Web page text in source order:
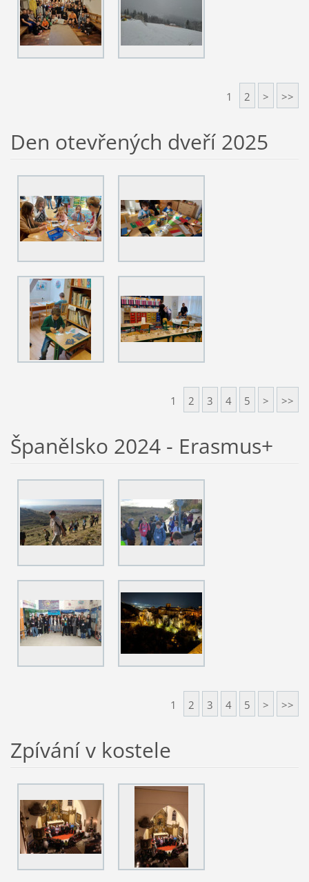
1 2 > >>
Den otevřených dveří 2025
1 2 3 4 5 > >>
Španělsko 2024 - Erasmus+
1 2 3 4 5 > >>
Zpívání v kostele